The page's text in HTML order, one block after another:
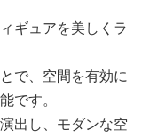
ギュアを美しくラ
で、空間を有効に
です。
出し、モダンな空